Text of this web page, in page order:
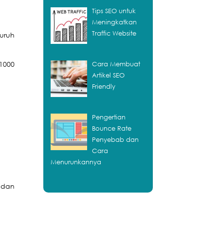
Tips SEO untuk
Meningkatkan
Traffic Website
Cara Membuat
Artikel SEO
Friendly
Pengertian
Bounce Rate
Penyebab dan
Cara
Menurunkannya